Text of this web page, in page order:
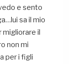
e sento
sa il mio
il
non mi
per i figli